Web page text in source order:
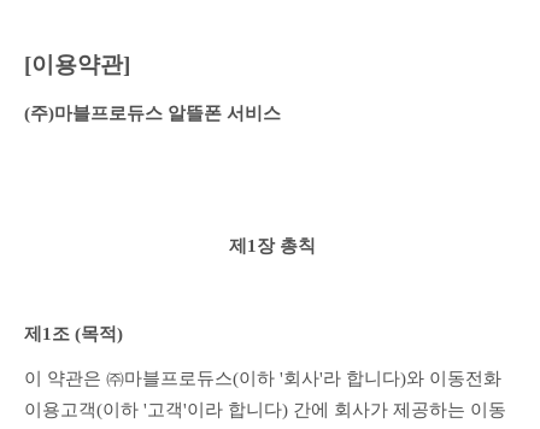
[이용약관]
(주)마블프로듀스 알뜰폰 서비스
제1장 총칙
제1조 (목적)
이 약관은 ㈜마블프로듀스(이하 '회사'라 합니다)와 이동전화
이용고객(이하 '고객'이라 합니다) 간에 회사가 제공하는 이동